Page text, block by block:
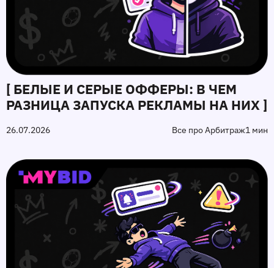
[ БЕЛЫЕ И СЕРЫЕ ОФФЕРЫ: В ЧЕМ
РАЗНИЦА ЗАПУСКА РЕКЛАМЫ НА НИХ ]
26.07.2026 Все про Арбитраж1 мин